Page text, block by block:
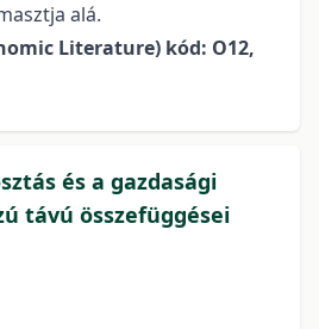
alá.
Literature) kód: O12,
és a gazdasági
távú összefüggései